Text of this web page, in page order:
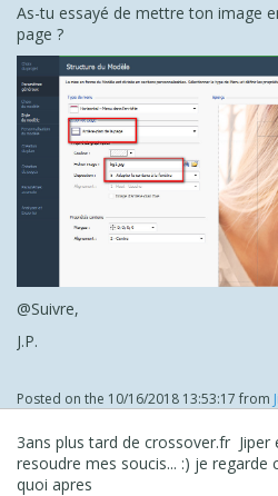
As-tu essayé de mettre ton image
page ?
@Suivre,
J.P.
Posted on the 10/16/2018 13:53:17 from
3ans plus tard de crossover.fr
resoudre mes soucis... :) je regarde
quoi apres